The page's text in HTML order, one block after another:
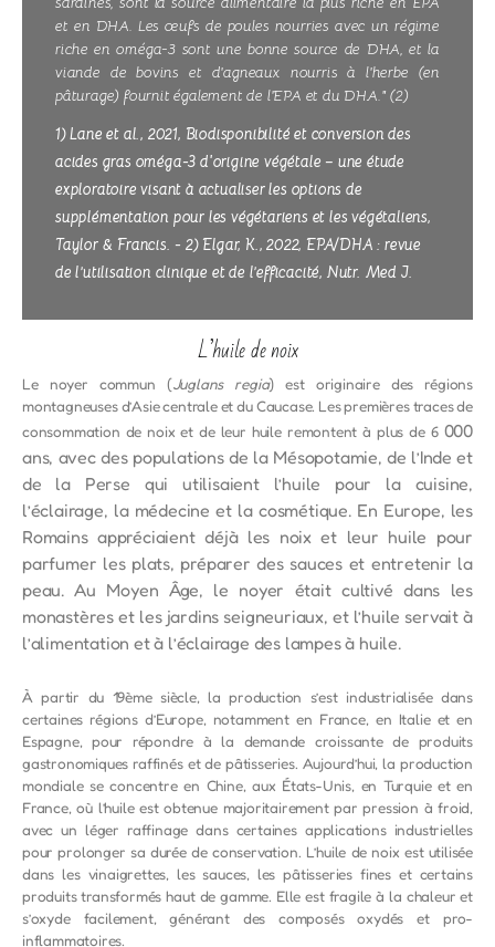
et en DHA. Les œufs de poules nourries avec un régime
riche en oméga-3 sont une bonne source de DHA, et la
viande de bovins et d'agneaux nourris à l'herbe (en
pâturage) fournit également de l'EPA et du DHA." (2)
1) Lane et al., 2021, Biodisponibilité et conversion des
acides gras oméga-3 d'origine végétale – une étude
exploratoire visant à actualiser les options de
supplémentation pour les végétariens et les végétaliens,
Taylor & Francis. - 2) Elgar, K., 2022, EPA/DHA : revue
de l’utilisation clinique et de l’efficacité, Nutr. Med J.
L’huile de noix
Le noyer commun (Juglans regia) est originaire des régions
montagneuses d’Asie centrale et du Caucase. Les premières traces de
consommation de noix et de leur huile remontent à plus de 6 000
ans, avec des populations de la Mésopotamie, de l’Inde et
de la Perse qui utilisaient l’huile pour la cuisine,
l’éclairage, la médecine et la cosmétique. En Europe, les
Romains appréciaient déjà les noix et leur huile pour
parfumer les plats, préparer des sauces et entretenir la
peau. Au Moyen Âge, le noyer était cultivé dans les
monastères et les jardins seigneuriaux, et l’huile servait à
l’alimentation et à l’éclairage des lampes à huile.
À partir du 19ème siècle, la production s’est industrialisée dans
certaines régions d’Europe, notamment en France, en Italie et en
Espagne, pour répondre à la demande croissante de produits
gastronomiques raffinés et de pâtisseries. Aujourd’hui, la production
mondiale se concentre en Chine, aux États-Unis, en Turquie et en
France, où l’huile est obtenue majoritairement par pression à froid,
avec un léger raffinage dans certaines applications industrielles
pour prolonger sa durée de conservation. L’huile de noix est utilisée
dans les vinaigrettes, les sauces, les pâtisseries fines et certains
produits transformés haut de gamme. Elle est fragile à la chaleur et
s’oxyde facilement, générant des composés oxydés et pro-
inflammatoires.